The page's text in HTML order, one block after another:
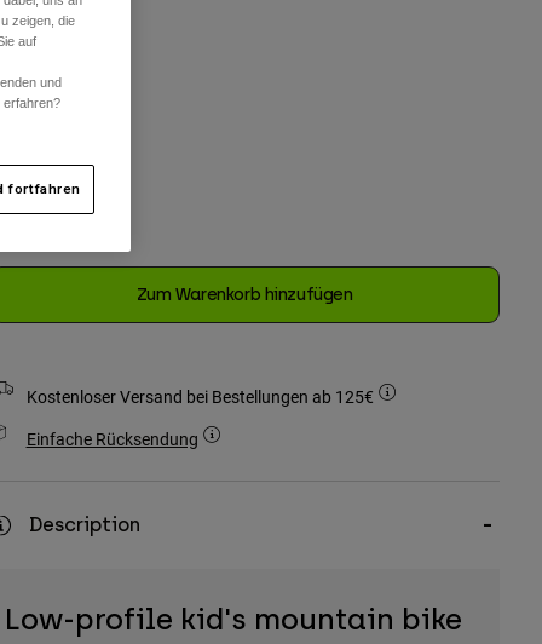
Size
ausgewählt
ausgewählt
Zum Warenkorb hinzufügen
Kostenloser Versand bei Bestellungen ab 125€
Einfache Rücksendung
Description
Low-profile kid's mountain bike
zeigen, die
auf
und
erfahren?
fortfahren